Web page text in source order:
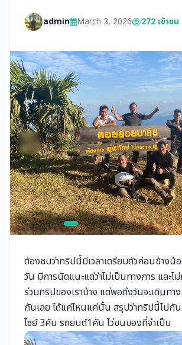
admin March 3, 2026 272 เข้าชม
ต้องชมว่าทริปนี้มีเวลาเตรียมตัวค่อนข้างน้
วัน มีการนัดแนะแต่ว่าไม่เป็นทางการ และไม่
ร่วมทริปของเราบ้าง แต่พอถึงวันจะเดินทา
กันเลย ได้แค่ไหนแค่นั้น สรุปว่าทริปนี้ไปกั
ไซย์ 3คัน รถยนต์1คัน ไว่ขนของที่จำเป็น